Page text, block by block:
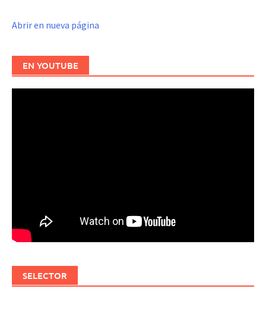
Abrir en nueva página
EN YOUTUBE
SELECTOR